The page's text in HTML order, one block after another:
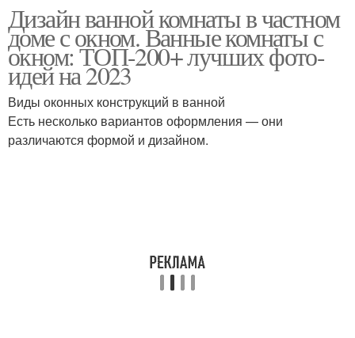
Комната с окном Стекол для окон
Комната в частном доме Комнаты в доме
Дизайн ванной комнаты в частном
доме с окном. Ванные комнаты с
окном: ТОП-200+ лучших фото-
идей на 2023
Виды оконных конструкций в ванной
Есть несколько вариантов оформления — они
различаются формой и дизайном.